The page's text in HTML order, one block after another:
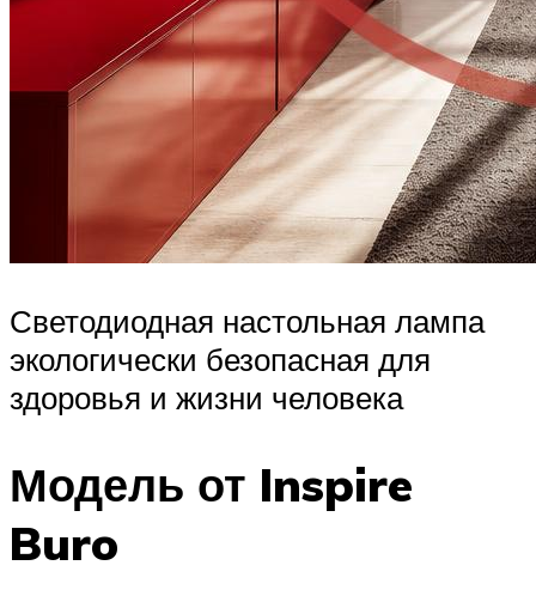
Светодиодная настольная лампа
экологически безопасная для
здоровья и жизни человека
Модель от Inspire
Buro